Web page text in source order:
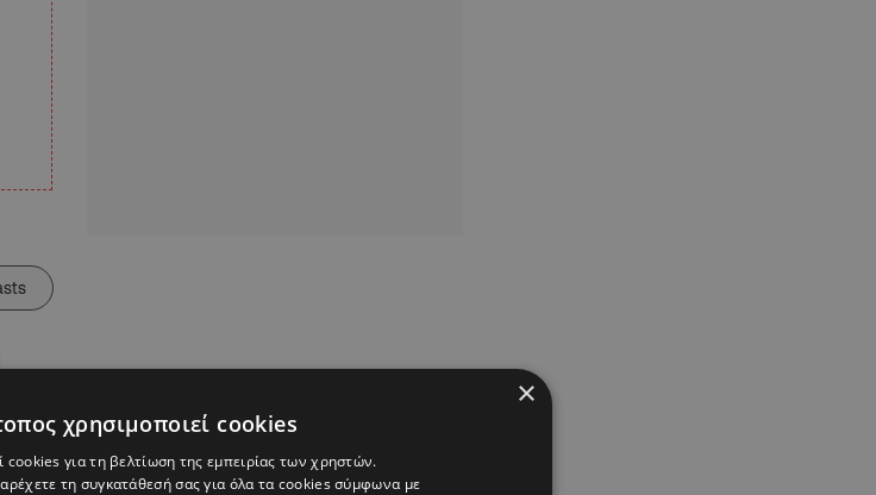
×
χρησιμοποιεί cookies
cookies για τη βελτίωση της εμπειρίας των χρηστών.
τη συγκατάθεσή σας για όλα τα cookies σύμφωνα με